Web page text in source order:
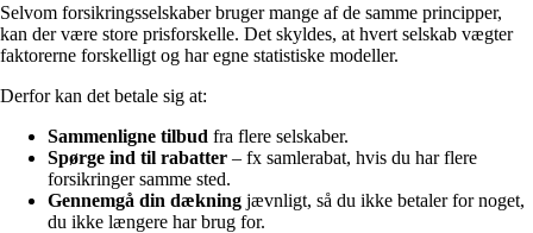
Selvom forsikringsselskaber bruger mange af de samme principper,
kan der være store prisforskelle. Det skyldes, at hvert selskab vægter
faktorerne forskelligt og har egne statistiske modeller.
Derfor kan det betale sig at:
Sammenligne tilbud fra flere selskaber.
Spørge ind til rabatter – fx samlerabat, hvis du har flere
forsikringer samme sted.
Gennemgå din dækning jævnligt, så du ikke betaler for noget,
du ikke længere har brug for.